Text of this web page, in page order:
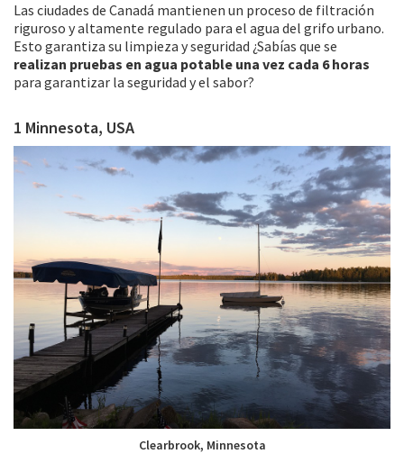
Las ciudades de Canadá mantienen un proceso de filtración
riguroso y altamente regulado para el agua del grifo urbano.
Esto garantiza su limpieza y seguridad ¿Sabías que se
realizan pruebas en agua potable una vez cada 6 horas
para garantizar la seguridad y el sabor?
1 Minnesota, USA
Clearbrook, Minnesota